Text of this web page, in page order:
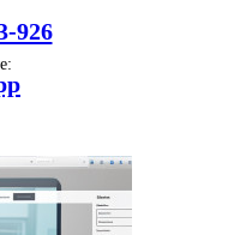
926